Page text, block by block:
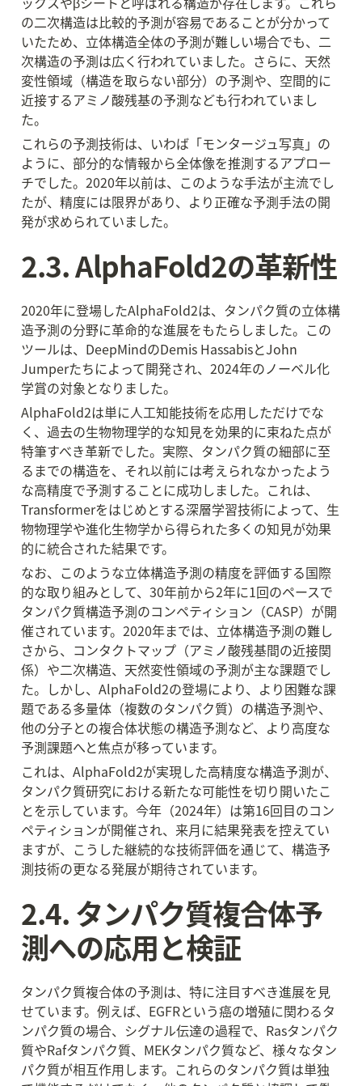
の二次構造は比較的予測が容易であることが分かって
いたため、立体構造全体の予測が難しい場合でも、二
次構造の予測は広く行われていました。さらに、天然
変性領域（構造を取らない部分）の予測や、空間的に
近接するアミノ酸残基の予測なども行われていまし
た。
これらの予測技術は、いわば「モンタージュ写真」の
ように、部分的な情報から全体像を推測するアプロー
チでした。2020年以前は、このような手法が主流でし
たが、精度には限界があり、より正確な予測手法の開
発が求められていました。
2.3. AlphaFold2の革新性
2020年に登場したAlphaFold2は、タンパク質の立体構
造予測の分野に革命的な進展をもたらしました。この
ツールは、DeepMindのDemis HassabisとJohn
Jumperたちによって開発され、2024年のノーベル化
学賞の対象となりました。
AlphaFold2は単に人工知能技術を応用しただけでな
く、過去の生物物理学的な知見を効果的に束ねた点が
特筆すべき革新でした。実際、タンパク質の細部に至
るまでの構造を、それ以前には考えられなかったよう
な高精度で予測することに成功しました。これは、
Transformerをはじめとする深層学習技術によって、生
物物理学や進化生物学から得られた多くの知見が効果
的に統合された結果です。
なお、このような立体構造予測の精度を評価する国際
的な取り組みとして、30年前から2年に1回のペースで
タンパク質構造予測のコンペティション（CASP）が開
催されています。2020年までは、立体構造予測の難し
さから、コンタクトマップ（アミノ酸残基間の近接関
係）や二次構造、天然変性領域の予測が主な課題でし
た。しかし、AlphaFold2の登場により、より困難な課
題である多量体（複数のタンパク質）の構造予測や、
他の分子との複合体状態の構造予測など、より高度な
予測課題へと焦点が移っています。
これは、AlphaFold2が実現した高精度な構造予測が、
タンパク質研究における新たな可能性を切り開いたこ
とを示しています。今年（2024年）は第16回目のコン
ペティションが開催され、来月に結果発表を控えてい
ますが、こうした継続的な技術評価を通じて、構造予
測技術の更なる発展が期待されています。
2.4. タンパク質複合体予
測への応用と検証
タンパク質複合体の予測は、特に注目すべき進展を見
せています。例えば、EGFRという癌の増殖に関わるタ
ンパク質の場合、シグナル伝達の過程で、Rasタンパク
質やRafタンパク質、MEKタンパク質など、様々なタン
パク質が相互作用します。これらのタンパク質は単独